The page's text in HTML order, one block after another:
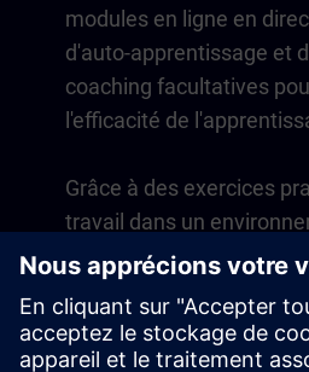
modules en ligne en
d'auto-apprentissage et
coaching facultatives
l'efficacité de
Grâce à des exercices
travail dans un
développez des
L'apprentissage se
cours avec un